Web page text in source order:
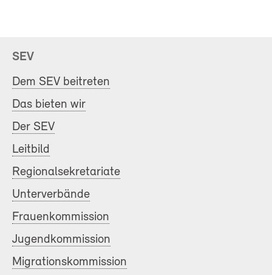
SEV
Dem SEV beitreten
Das bieten wir
Der SEV
Leitbild
Regionalsekretariate
Unterverbände
Frauenkommission
Jugendkommission
Migrationskommission